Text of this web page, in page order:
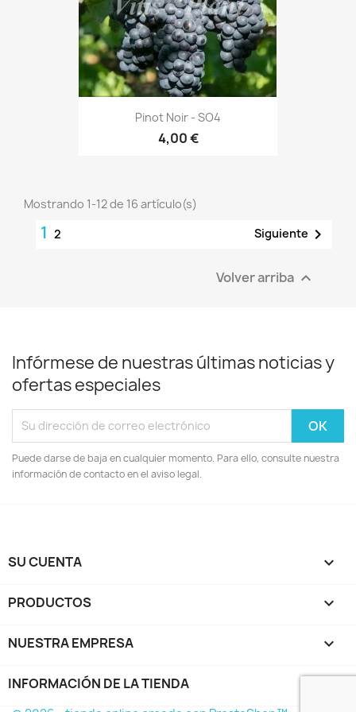
Pinot Noir - SO4
4,00 €
Mostrando 1-12 de 16 artículo(s)
1 2 Siguiente 
Volver arriba 
Infórmese de nuestras últimas noticias y
ofertas especiales
Puede darse de baja en cualquier momento. Para ello, consulte nuestra
información de contacto en el aviso legal.
SU CUENTA 
PRODUCTOS 
NUESTRA EMPRESA 
INFORMACIÓN DE LA TIENDA